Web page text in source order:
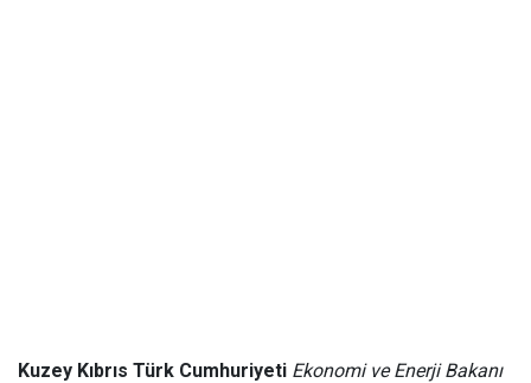
Kuzey Kıbrıs Türk Cumhuriyeti Ekonomi ve Enerji Bakanı